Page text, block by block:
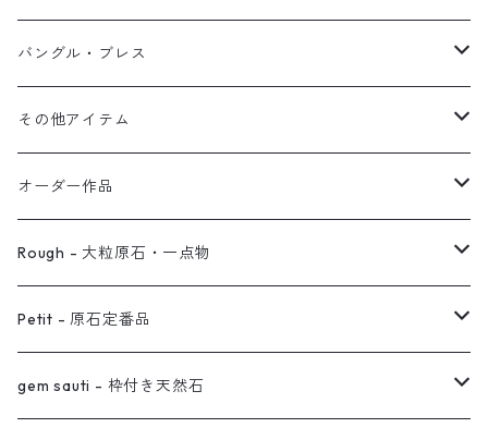
オブジェ
イヤーカフ
ぶら下がりイヤーカフ
2連イヤーカフ
イヤリング対応
ノンホールピアス
オーダー用ページ
真鍮イヤーカフ
バングル・ブレス
ブレスレット
バングル
その他アイテム
ブローチ
ヘアアクセサリー
オーダー作品
リング
ネックレス
ピアス
Rough - 大粒原石・一点物
ピアス
リング
Petit - 原石定番品
ピアス
gem sauti - 枠付き天然石